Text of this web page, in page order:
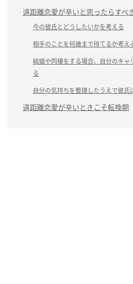
遠距離恋愛が辛いと思ったらすべ
今の彼氏とどうしたいかを考える
相手のことを何歳まで待てるか考え
結婚や同棲をする場合、自分のキャ
る
自分の気持ちを整理したうえで彼氏
遠距離恋愛が辛いときこそ転換期